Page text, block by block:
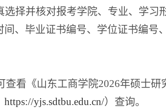
选择并核对报考学院、专业、学习
、毕业证书编号、学位证书编号
查看《山东工商学院2026年硕士研
https://yjs.sdtbu.edu.cn/）查询。